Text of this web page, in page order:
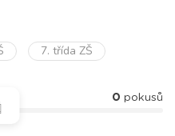
7. třída ZŠ
0 pokusů